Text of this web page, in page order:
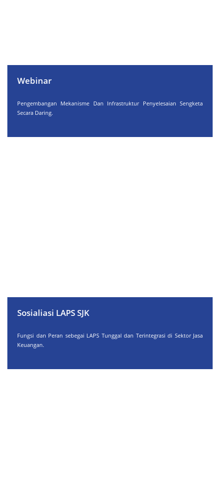
Webinar
Pengembangan Mekanisme Dan Infrastruktur Penyelesaian Sengketa
Secara Daring.
Sosialiasi LAPS SJK
Fungsi dan Peran sebegai LAPS Tunggal dan Terintegrasi di Sektor Jasa
Keuangan.